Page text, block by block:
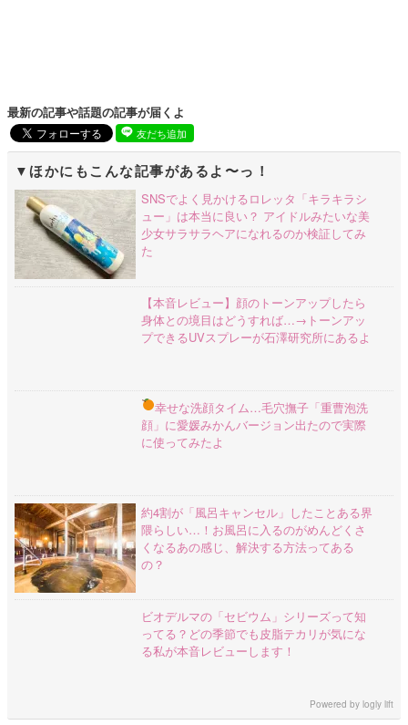
最新の記事や話題の記事が届くよ
友だち追加
ほかにもこんな記事があるよ〜っ！
SNSでよく見かけるロレッタ「キラキラシ
ュー」は本当に良い？ アイドルみたいな美
少女サラサラヘアになれるのか検証してみ
た
【本音レビュー】顔のトーンアップしたら
身体との境目はどうすれば…→トーンアッ
プできるUVスプレーが石澤研究所にあるよ
幸せな洗顔タイム…毛穴撫子「重曹泡洗
顔」に愛媛みかんバージョン出たので実際
に使ってみたよ
約4割が「風呂キャンセル」したことある界
隈らしい…！お風呂に入るのがめんどくさ
くなるあの感じ、解決する方法ってある
の？
ビオデルマの「セビウム」シリーズって知
ってる？どの季節でも皮脂テカリが気にな
る私が本音レビューします！
Powered bylogly lift